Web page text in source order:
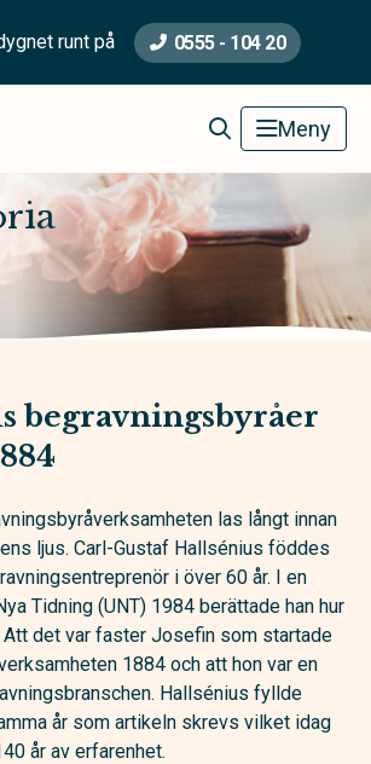
runt på 0555 - 104 20
Meny
begravningsbyråer
las långt innan
ljus. Carl-Gustaf Hallsénius föddes
i över 60 år. I en
Tidning (UNT) 1984 berättade han hur
det var faster Josefin som startade
1884 och att hon var en
Hallsénius fyllde
år som artikeln skrevs vilket idag
år av erfarenhet.